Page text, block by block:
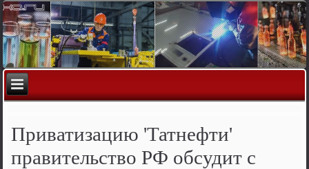
Приватизацию 'Татнефти'
правительство РФ обсудит с